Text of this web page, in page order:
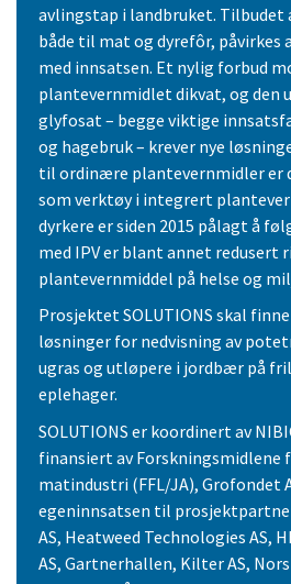
avlingstap i landbruket. Tilbudet
både til mat og dyrefôr, påvirkes
med innsatsen. Et nylig forbud
plantevernmidlet dikvat, og den
glyfosat – begge viktige
og hagebruk – krever nye
til ordinære plantevernmidler er
som verktøy i integrert
dyrkere er siden 2015 pålagt å
med IPV er blant annet redusert
plantevernmiddel på helse og
Prosjektet SOLUTIONS skal
løsninger for nedvisning av
ugras og utløpere i jordbær på
eplehager.
SOLUTIONS er koordinert av
finansiert av Forskningsmidlene
matindustri (FFL/JA), Grofondet
egeninnsatsen til
AS, Heatweed Technologies AS,
AS, Gartnerhallen, Kilter AS,